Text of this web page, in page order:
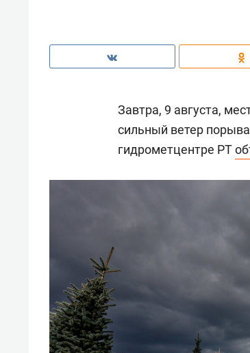
Завтра, 9 августа,
сильный ветер
гидрометцентре РТ